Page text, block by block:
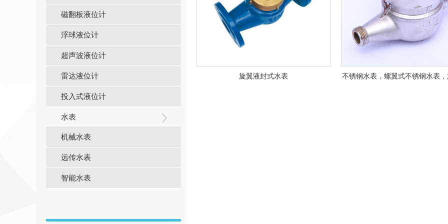
磁翻板液位计
浮球液位计
超声波液位计
雷达液位计
投入式液位计
水表
机械水表
远传水表
智能水表
旋翼液封式水表 不锈钢水表，螺翼式不锈钢水表